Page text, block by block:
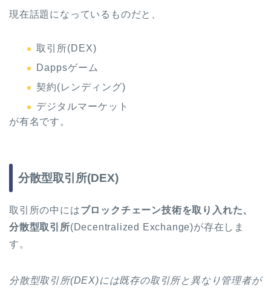
現在話題になっているものだと、
取引所(DEX)
Dappsゲーム
契約(レンディング)
デジタルマーケット
が有名です。
分散型取引所(DEX)
取引所の中にはブロックチェーン技術を取り入れた、
分散型取引所(Decentralized Exchange)が存在しま
す。
分散型取引所(DEX)には既存の取引所と異なり管理者が